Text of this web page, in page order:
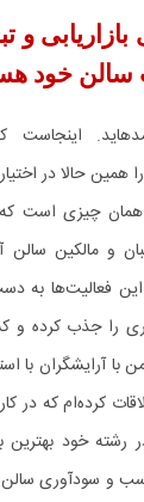
بازاریابی و
سالن خود
اینجاست
همین حالا در
همان چیزی است
و مالکین
فعالیت‌ها به
را جذب کرده و
آرایشگران با
کرده‌ام که در
خود بهترین
و سودآوری سالن